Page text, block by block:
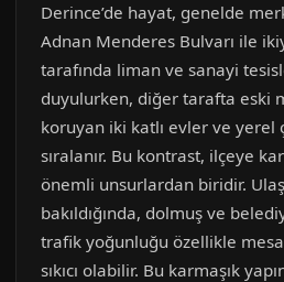
Derince’de hayat, genelde
Adnan Menderes Bulvarı ile
tarafında liman ve sanayi
duyulurken, diğer tarafta eski
koruyan iki katlı evler ve yerel
sıralanır. Bu kontrast, ilçeye
önemli unsurlardan biridir.
bakıldığında, dolmuş ve
trafik yoğunluğu özellikle
sıkıcı olabilir. Bu karmaşık